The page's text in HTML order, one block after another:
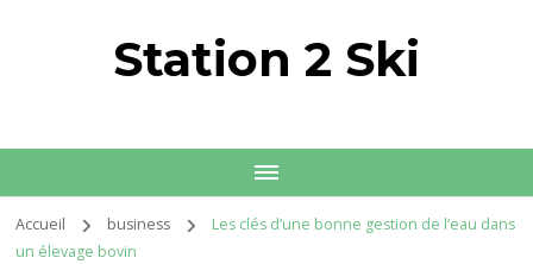
Station 2 Ski
Accueil business
Les clés d’une bonne gestion de l’eau dans
un élevage bovin